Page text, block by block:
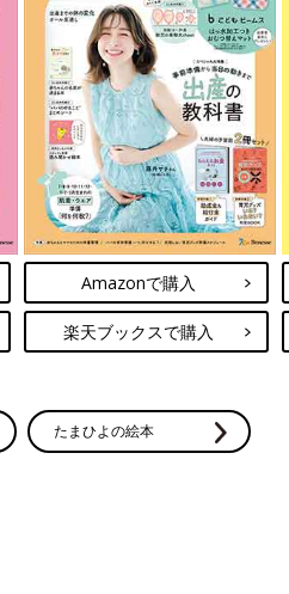
出産予定月の妊婦さん同士で情
ママの知恵を借りられる「グッ
」などのカテゴリルームの２種類
をダウンロード ＞
まひよ」ルームに投稿されたものから引用
一部編集しています。
Amazonで購入
楽天ブックスで購入
たまひよの絵本